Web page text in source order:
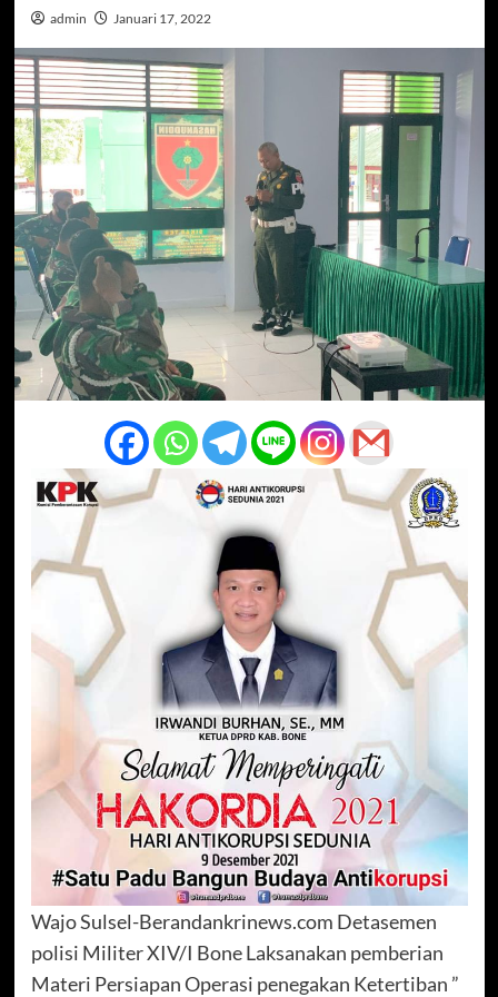
admin Januari 17, 2022
Wajo Sulsel-Berandankrinews.com Detasemen
polisi Militer XIV/I Bone Laksanakan pemberian
Materi Persiapan Operasi penegakan Ketertiban ”